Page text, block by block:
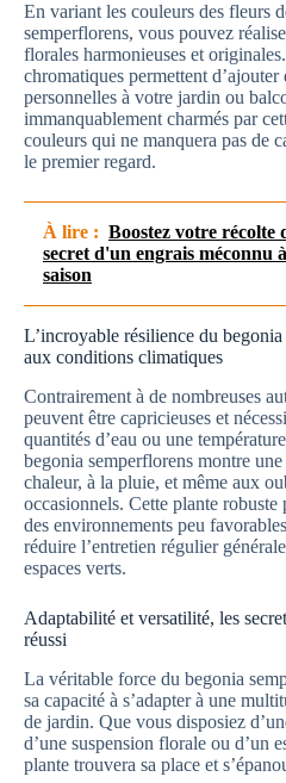
En variant les couleurs des fleurs
semperflorens, vous pouvez
florales harmonieuses et
chromatiques permettent d’ajouter
personnelles à votre jardin ou
immanquablement charmés par
couleurs qui ne manquera pas de
le premier regard.
À lire : Boostez votre récolte
secret d'un engrais méconnu
saison
L’incroyable résilience du
aux conditions climatiques
Contrairement à de nombreuses
peuvent être capricieuses et
quantités d’eau ou une
begonia semperflorens montre
chaleur, à la pluie, et même aux
occasionnels. Cette plante robuste
des environnements peu
réduire l’entretien régulier
espaces verts.
Adaptabilité et versatilité, les
réussi
La véritable force du begonia
sa capacité à s’adapter à une
de jardin. Que vous disposiez
d’une suspension florale ou d’un
plante trouvera sa place et